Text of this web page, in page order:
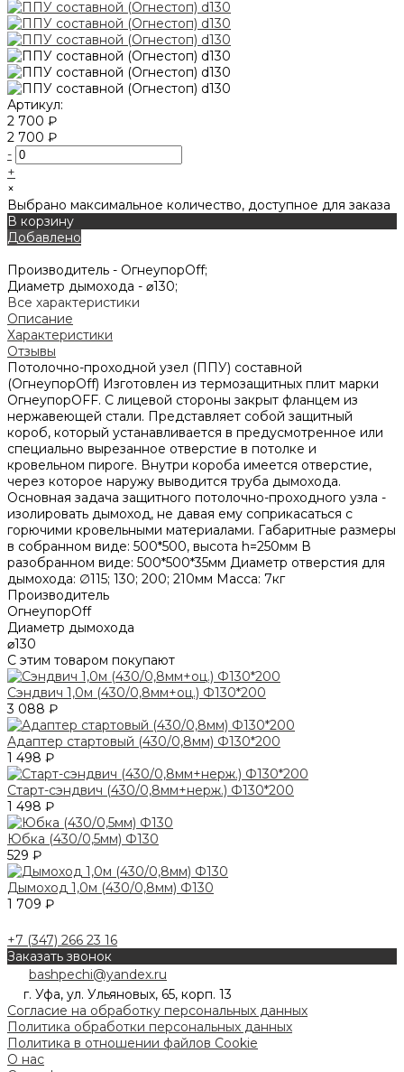
Артикул:
2 700 ₽
2 700 ₽
-
+
×
Выбрано максимальное количество, доступное для заказа
В корзину
Добавлено
Производитель - ОгнеупорOff;
Диаметр дымохода - ⌀130;
Все характеристики
Описание
Характеристики
Отзывы
Потолочно-проходной узел (ППУ) составной
(ОгнеупорOff) Изготовлен из термозащитных плит марки
ОгнеупорOFF. С лицевой стороны закрыт фланцем из
нержавеющей стали. Представляет собой защитный
короб, который устанавливается в предусмотренное или
специально вырезанное отверстие в потолке и
кровельном пироге. Внутри короба имеется отверстие,
через которое наружу выводится труба дымохода.
Основная задача защитного потолочно-проходного узла -
изолировать дымоход, не давая ему соприкасаться с
горючими кровельными материалами. Габаритные размеры
в собранном виде: 500*500, высота h=250мм В
разобранном виде: 500*500*35мм Диаметр отверстия для
дымохода: ∅115; 130; 200; 210мм Масса: 7кг
Производитель
ОгнеупорOff
Диаметр дымохода
⌀130
С этим товаром покупают
Сэндвич 1,0м (430/0,8мм+оц.) Ф130*200
3 088 ₽
Адаптер стартовый (430/0,8мм) Ф130*200
1 498 ₽
Старт-сэндвич (430/0,8мм+нерж.) Ф130*200
1 498 ₽
Юбка (430/0,5мм) Ф130
529 ₽
Дымоход 1,0м (430/0,8мм) Ф130
1 709 ₽
+7 (347) 266 23 16
Заказать звонок
bashpechi@yandex.ru
г. Уфа, ул. Ульяновых, 65, корп. 13
Согласие на обработку персональных данных
Политика обработки персональных данных
Политика в отношении файлов Cookie
О нас